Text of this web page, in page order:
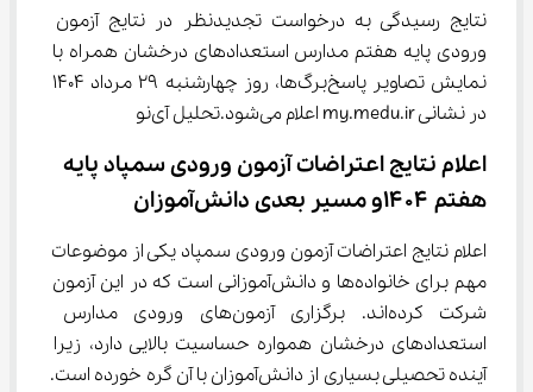
نتایج رسیدگی به درخواست تجدیدنظر در نتایج آزمون
ورودی پایه هفتم مدارس استعدادهای درخشان همراه با
در نشانی my.medu.ir اعلام می‌شود.تحلیل آی‌نو
اعلام نتایج اعتراضات آزمون ورودی سمپاد پایه
هفتم ۱۴۰۴و مسیر بعدی دانش‌آموزان
اعلام نتایج اعتراضات آزمون ورودی سمپاد یکی از موضوعات
مهم برای خانواده‌ها و دانش‌آموزانی است که در این آزمون
شرکت کرده‌اند. برگزاری آزمون‌های ورودی مدارس
استعدادهای درخشان همواره حساسیت بالایی دارد، زیرا
آینده تحصیلی بسیاری از دانش‌آموزان با آن گره خورده است.